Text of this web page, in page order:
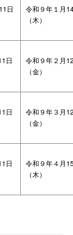
日
令和９年１月
（木）
日
令和９年２月
（金）
日
令和９年３月
（金）
日
令和９年４月
（木）